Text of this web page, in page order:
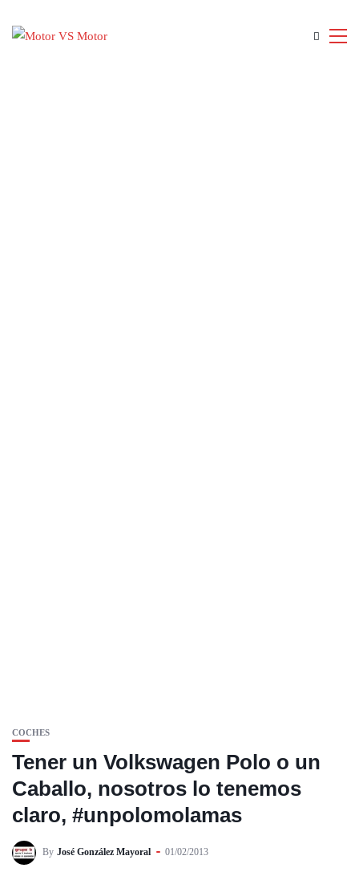
COCHES
Tener un Volkswagen Polo o un
Caballo, nosotros lo tenemos
claro, #unpolomolamas
By José González Mayoral 01/02/2013